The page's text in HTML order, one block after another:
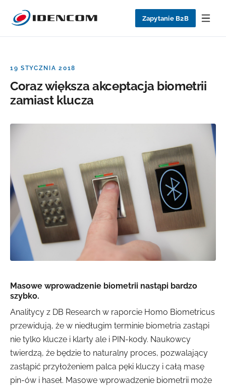
Zapytanie B2B
19 STYCZNIA 2018
Coraz większa akceptacja biometrii
zamiast klucza
Masowe wprowadzenie biometrii nastąpi bardzo
szybko.
Analitycy z DB Research w raporcie Homo Biometricus
przewidują, że w niedługim terminie biometria zastąpi
nie tylko klucze i klarty ale i PIN-kody. Naukowcy
twierdzą, że będzie to naturalny proces, pozwalający
zastąpić przyłożeniem palca pęki kluczy i całą masę
pin-ów i haseł. Masowe wprowadzenie biometrii może